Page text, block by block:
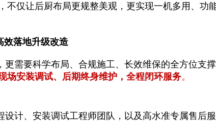
不仅让后厨布局更规整美观，更实现一机多用、
效落地升级改造
需要科学布局、合规施工、长效维保的全方位支
场安装调试、后期终身维护，全程闭环服务。
设计、安装调试工程师团队，以及高水准专属售